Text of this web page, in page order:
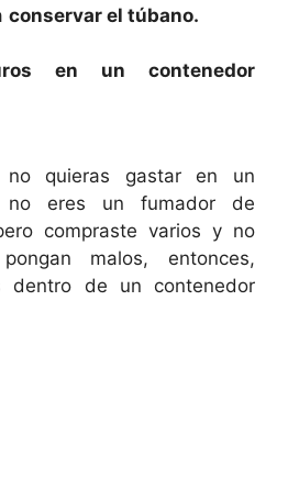
conservar el túbano.
en un contenedor
quieras gastar en un
no eres un fumador de
compraste varios y no
malos, entonces,
dentro de un contenedor